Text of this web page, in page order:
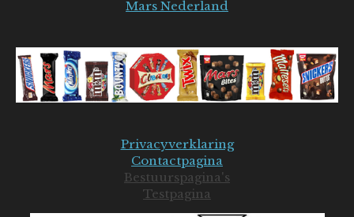
Mars Nederland
Privacyverklaring
Contactpagina
Bestuurspagina's
Testpagina